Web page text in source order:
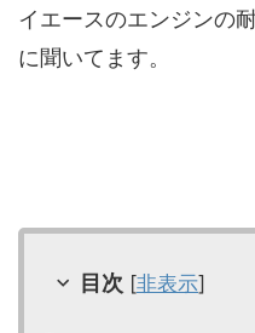
イエースのエンジンの
に聞いてます。
目次 [非表示]